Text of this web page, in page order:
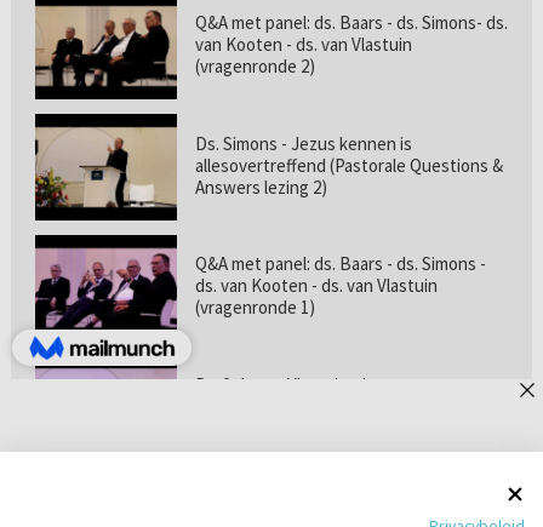
Q&A met panel: ds. Baars - ds. Simons- ds.
van Kooten - ds. van Vlastuin
(vragenronde 2)
Ds. Simons - Jezus kennen is
allesovertreffend (Pastorale Questions &
Answers lezing 2)
Q&A met panel: ds. Baars - ds. Simons -
ds. van Kooten - ds. van Vlastuin
(vragenronde 1)
Prof. dr. van Vlastuin - Is